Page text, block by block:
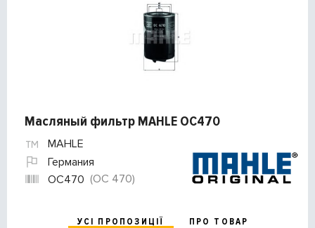
Масляный фильтр MAHLE OC470
MAHLE
Германия
OC470 (OC 470)
УСІ ПРОПОЗИЦІЇ
ПРО ТОВАР